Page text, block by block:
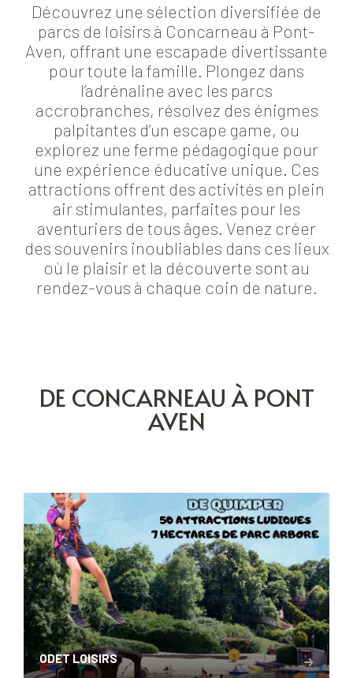
Découvrez une sélection diversifiée de
parcs de loisirs à Concarneau à Pont-
Aven, offrant une escapade divertissante
pour toute la famille. Plongez dans
l’adrénaline avec les parcs
accrobranches, résolvez des énigmes
palpitantes d’un escape game, ou
explorez une ferme pédagogique pour
une expérience éducative unique. Ces
attractions offrent des activités en plein
air stimulantes, parfaites pour les
aventuriers de tous âges. Venez créer
des souvenirs inoubliables dans ces lieux
où le plaisir et la découverte sont au
rendez-vous à chaque coin de nature.
DE CONCARNEAU À PONT
AVEN
ODET LOISIRS